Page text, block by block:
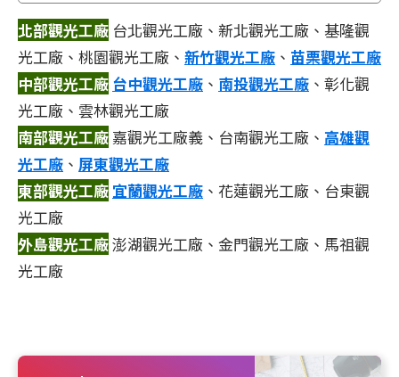
北部觀光工廠 台北觀光工廠、新北觀光工廠、基隆觀
光工廠、桃園觀光工廠、 新竹觀光工廠 、 苗栗觀光工廠
中部觀光工廠 台中觀光工廠 、 南投觀光工廠 、彰化觀
光工廠、雲林觀光工廠
南部觀光工廠 嘉觀光工廠義、台南觀光工廠、 高雄觀
光工廠 、 屏東觀光工廠
東部觀光工廠 宜蘭觀光工廠 、花蓮觀光工廠、台東觀
光工廠
外島觀光工廠澎湖觀光工廠、金門觀光工廠、馬祖觀
光工廠